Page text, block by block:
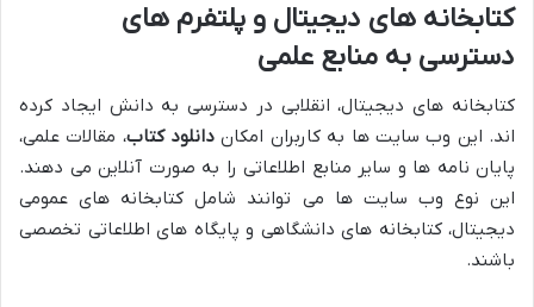
کتابخانه های دیجیتال و پلتفرم های
دسترسی به منابع علمی
کتابخانه های دیجیتال، انقلابی در دسترسی به دانش ایجاد کرده
اند. این وب سایت ها به کاربران امکان دانلود کتاب، مقالات علمی،
پایان نامه ها و سایر منابع اطلاعاتی را به صورت آنلاین می دهند.
این نوع وب سایت ها می توانند شامل کتابخانه های عمومی
دیجیتال، کتابخانه های دانشگاهی و پایگاه های اطلاعاتی تخصصی
باشند.